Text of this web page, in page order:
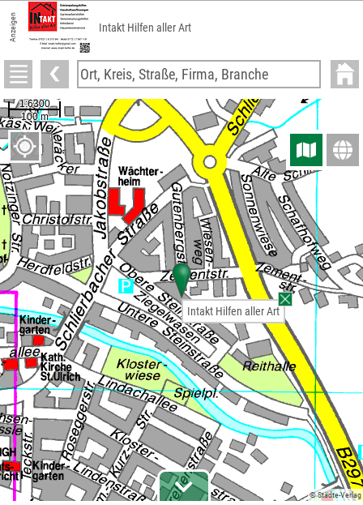
Anzeigen Intakt Hilfen aller Art
© Städte-Verlag
Intakt Hilfen aller Art